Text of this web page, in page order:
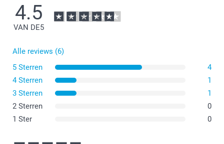
4.5
VAN DE5
Alle reviews (6)
5 Sterren
4
4 Sterren
1
3 Sterren
1
2 Sterren
0
1 Ster
0